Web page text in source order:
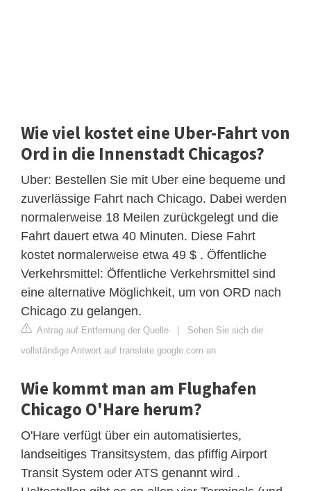
Wie viel kostet eine Uber-Fahrt von
Ord in die Innenstadt Chicagos?
Uber: Bestellen Sie mit Uber eine bequeme und
zuverlässige Fahrt nach Chicago. Dabei werden
normalerweise 18 Meilen zurückgelegt und die
Fahrt dauert etwa 40 Minuten. Diese Fahrt
kostet normalerweise etwa 49 $ . Öffentliche
Verkehrsmittel: Öffentliche Verkehrsmittel sind
eine alternative Möglichkeit, um von ORD nach
Chicago zu gelangen.
Antrag auf Entfernung der Quelle | Sehen Sie sich die
vollständige Antwort auf translate.google.com an
Wie kommt man am Flughafen
Chicago O'Hare herum?
O'Hare verfügt über ein automatisiertes,
landseitiges Transitsystem, das pfiffig Airport
Transit System oder ATS genannt wird .